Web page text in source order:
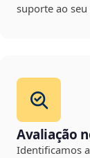
suporte ao
Avaliação
Identificamos